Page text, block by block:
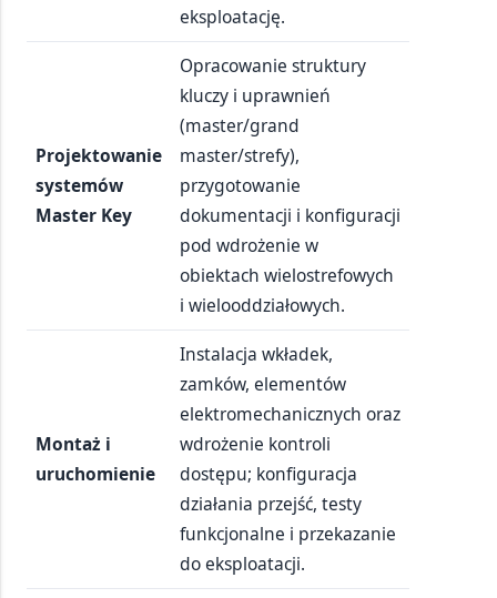
eksploatację.
Projektowanie
systemów
Master Key
Opracowanie struktury
kluczy i uprawnień
(master/grand
master/strefy),
przygotowanie
dokumentacji i konfiguracji
pod wdrożenie w
obiektach wielostrefowych
i wielooddziałowych.
Montaż i
uruchomienie
Instalacja wkładek,
zamków, elementów
elektromechanicznych oraz
wdrożenie kontroli
dostępu; konfiguracja
działania przejść, testy
funkcjonalne i przekazanie
do eksploatacji.